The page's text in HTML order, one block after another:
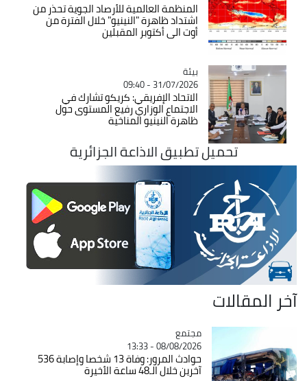
المنظمة العالمية للأرصاد الجوية تحذر من
اشتداد ظاهرة "النينيو" خلال الفترة من
أوت الى أكتوبر المقبلين
Catégorie
بيئة
31/07/2026 - 09:40
الاتحاد الإفريقي: كريكو تشارك في
الاجتماع الوزاري رفيع المستوى حول
ظاهرة النينيو المناخية
تحميل تطبيق الاذاعة الجزائرية
آخر المقالات
Catégorie
مجتمع
08/08/2026 - 13:33
حوادث المرور: وفاة 13 شخصا وإصابة 536
آخرين خلال الـ48 ساعة الأخيرة